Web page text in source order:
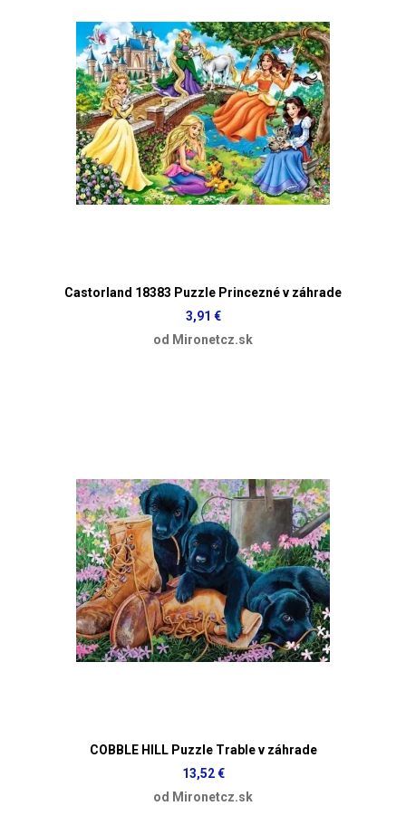
Castorland 18383 Puzzle Princezné v záhrade
3,91 €
od Mironetcz.sk
COBBLE HILL Puzzle Trable v záhrade
13,52 €
od Mironetcz.sk